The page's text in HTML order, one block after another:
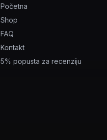
Početna
Shop
FAQ
Kontakt
5% popusta za recenziju